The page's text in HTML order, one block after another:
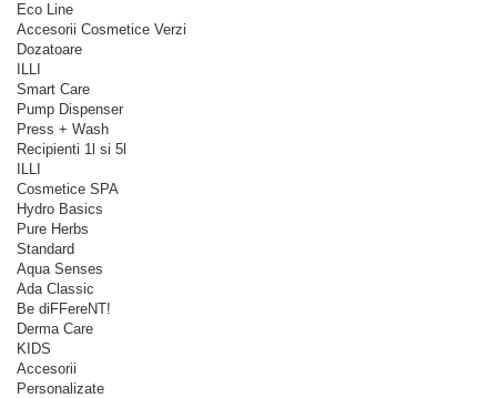
Eco Line
Accesorii Cosmetice Verzi
Dozatoare
ILLI
Smart Care
Pump Dispenser
Press + Wash
Recipienti 1l si 5l
ILLI
Cosmetice SPA
Hydro Basics
Pure Herbs
Standard
Aqua Senses
Ada Classic
Be diFFereNT!
Derma Care
KIDS
Accesorii
Personalizate